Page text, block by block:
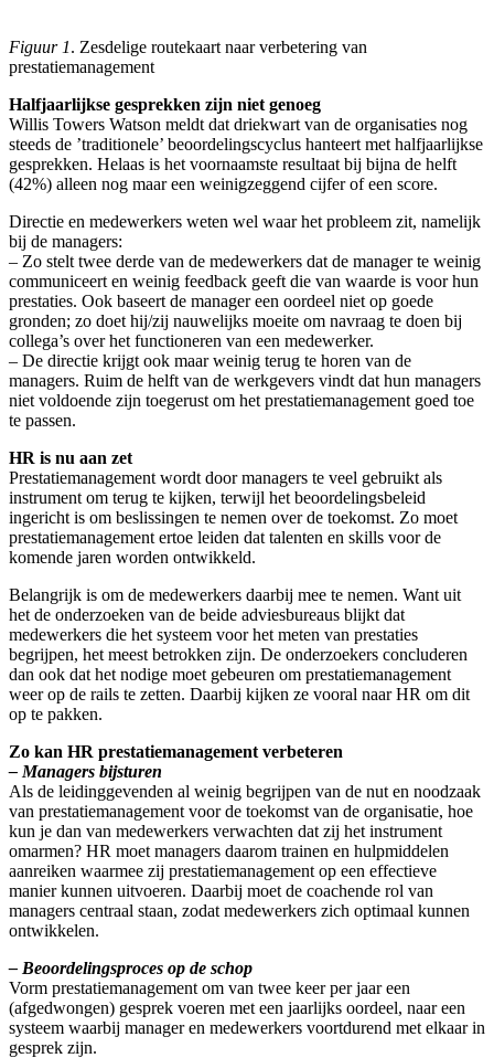
Figuur 1. Zesdelige routekaart naar verbetering van
prestatiemanagement
Halfjaarlijkse gesprekken zijn niet genoeg
Willis Towers Watson meldt dat driekwart van de organisaties nog
steeds de ’traditionele’ beoordelingscyclus hanteert met halfjaarlijkse
gesprekken. Helaas is het voornaamste resultaat bij bijna de helft
(42%) alleen nog maar een weinigzeggend cijfer of een score.
Directie en medewerkers weten wel waar het probleem zit, namelijk
bij de managers:
– Zo stelt twee derde van de medewerkers dat de manager te weinig
communiceert en weinig feedback geeft die van waarde is voor hun
prestaties. Ook baseert de manager een oordeel niet op goede
gronden; zo doet hij/zij nauwelijks moeite om navraag te doen bij
collega’s over het functioneren van een medewerker.
– De directie krijgt ook maar weinig terug te horen van de
managers. Ruim de helft van de werkgevers vindt dat hun managers
niet voldoende zijn toegerust om het prestatiemanagement goed toe
te passen.
HR is nu aan zet
Prestatiemanagement wordt door managers te veel gebruikt als
instrument om terug te kijken, terwijl het beoordelingsbeleid
ingericht is om beslissingen te nemen over de toekomst. Zo moet
prestatiemanagement ertoe leiden dat talenten en skills voor de
komende jaren worden ontwikkeld.
Belangrijk is om de medewerkers daarbij mee te nemen. Want uit
het de onderzoeken van de beide adviesbureaus blijkt dat
medewerkers die het systeem voor het meten van prestaties
begrijpen, het meest betrokken zijn. De onderzoekers concluderen
dan ook dat het nodige moet gebeuren om prestatiemanagement
weer op de rails te zetten. Daarbij kijken ze vooral naar HR om dit
op te pakken.
Zo kan HR prestatiemanagement verbeteren
– Managers bijsturen
Als de leidinggevenden al weinig begrijpen van de nut en noodzaak
van prestatiemanagement voor de toekomst van de organisatie, hoe
kun je dan van medewerkers verwachten dat zij het instrument
omarmen? HR moet managers daarom trainen en hulpmiddelen
aanreiken waarmee zij prestatiemanagement op een effectieve
manier kunnen uitvoeren. Daarbij moet de coachende rol van
managers centraal staan, zodat medewerkers zich optimaal kunnen
ontwikkelen.
– Beoordelingsproces op de schop
Vorm prestatiemanagement om van twee keer per jaar een
(afgedwongen) gesprek voeren met een jaarlijks oordeel, naar een
systeem waarbij manager en medewerkers voortdurend met elkaar in
gesprek zijn.